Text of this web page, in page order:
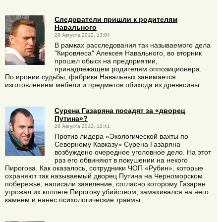
Следователи пришли к родителям
Навального
28 Августа 2012, 13:04
В рамках расследования так называемого дела
"Кировлеса" Алексея Навального, во вторник
прошел обыск на предприятии,
принадлежащем родителям оппозиционера.
По иронии судьбы, фабрика Навальных занимается
изготовлением мебели и предметов обихода из древесины
Сурена Газаряна посадят за «дворец
Путина»?
28 Августа 2012, 12:41
Против лидера «Экологической вахты по
Северному Кавказу» Сурена Газаряна
возбуждено очередное уголовное дело. На этот
раз его обвиняют в покушении на некого
Пирогова. Как оказалось, сотрудники ЧОП «Рубин», которые
охраняют так называемый дворец Путина на Черноморском
побережье, написали заявление, согласно которому Газарян
угрожал их коллеге Пирогову убийством, замахивался на него
камнем и нанес психологические травмы